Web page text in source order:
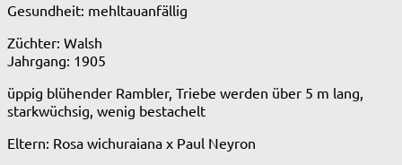
Gesundheit: mehltauanfällig
Züchter: Walsh
Jahrgang: 1905
üppig blühender Rambler, Triebe werden über 5 m lang,
starkwüchsig, wenig bestachelt
Eltern: Rosa wichuraiana x Paul Neyron